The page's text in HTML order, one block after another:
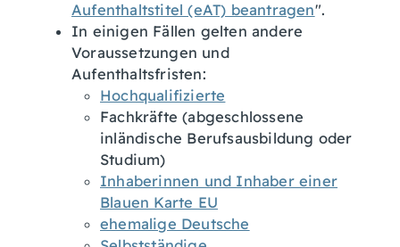
Aufenthaltstitel (eAT) beantragen".
In einigen Fällen gelten andere
Voraussetzungen und
Aufenthaltsfristen:
Hochqualifizierte
Fachkräfte (abgeschlossene
inländische Berufsausbildung oder
Studium)
Inhaberinnen und Inhaber einer
Blauen Karte EU
ehemalige Deutsche